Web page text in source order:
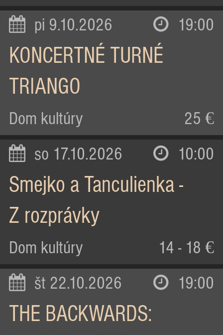
pi 9.10.2026 19:00
KONCERTNÉ TURNÉ
TRIANGO
Dom kultúry 25 €
so 17.10.2026 10:00
Smejko a Tanculienka -
Z rozprávky
Dom kultúry 14 - 18 €
št 22.10.2026 19:00
THE BACKWARDS: